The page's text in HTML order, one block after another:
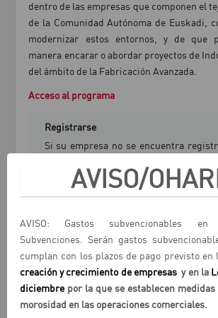
dentro de las empresas que componen el
de la Comunidad Autónoma de Euskadi,
modernizar estos entornos, y de que
manera encarar o abordar proyectos de
del ámbito de la Fabricación Avanzada.
Acceso al programa
Registrarse
Si su empresa no se encuentra
siguiente botón para obtener unas
acceso.
Registrarse
Iniciar sesión
Para acceder a la gestión de
Liquidación haga click en siguiente
AVISO/
AVISO: Gastos subvencionables
Subvenciones. Serán gastos
cumplan con los plazos de pago previsto en
creación y crecimiento de empresas y en la
diciembre por la que se establecen
morosidad en las operaciones comerciales.